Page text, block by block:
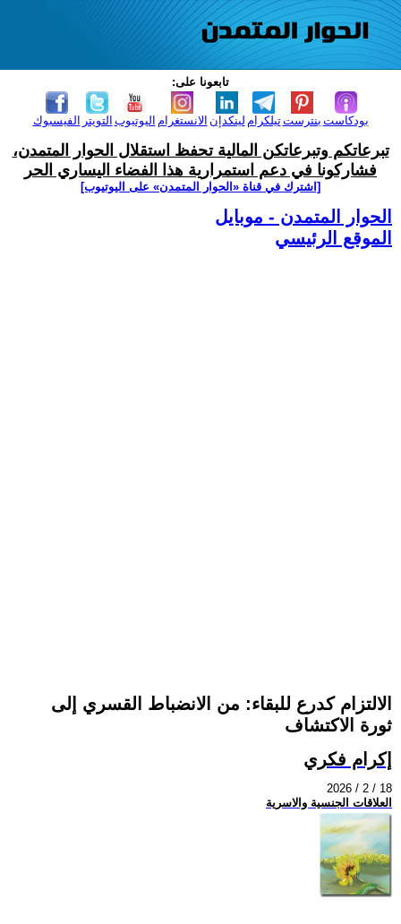
تابعونا على:
الفيسبوك التويتر اليوتيوب الانستغرام لينكدإن تيلكرامبنترست بودكاست
تبرعاتكم وتبرعاتكن المالية تحفظ استقلال الحوار المتمدن،
فشاركونا في دعم استمرارية هذا الفضاء اليساري الحر
[اشترك في قناة ‫«الحوار المتمدن» على اليوتيوب]
الحوار المتمدن - موبايل
الموقع الرئيسي
الالتزام كدرع للبقاء: من الانضباط القسري إلى
ثورة الاكتشاف
إكرام فكري
2026 / 2 / 18
العلاقات الجنسية والاسرية